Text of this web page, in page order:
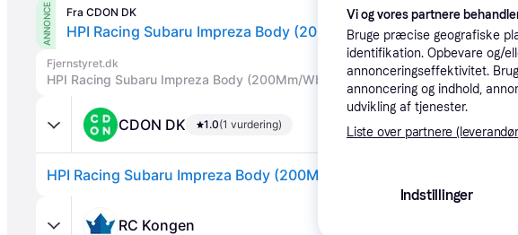
ANNONCE Fra CDON DK
HPI Racing Subaru Impreza Body (200Mm/Wb255Mm)
Fjernstyret.dk
HPI Racing Subaru Impreza Body (200Mm/Wb255Mm)
CDON DK 1.0(1 vurdering)
HPI Racing Subaru Impreza Body (200Mm/Wb255Mm)
RC Kongen
Vi og vores partnere
Bruge præcise geografiske
identifikation. Opbevare og/
annonceringseffektivitet.
annoncering og indhold,
udvikling af tjenester.
Liste over partnere
Indstillinger